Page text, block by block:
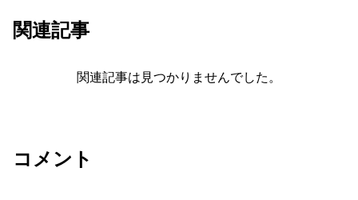
関連記事
関連記事は見つかりませんでした。
コメント